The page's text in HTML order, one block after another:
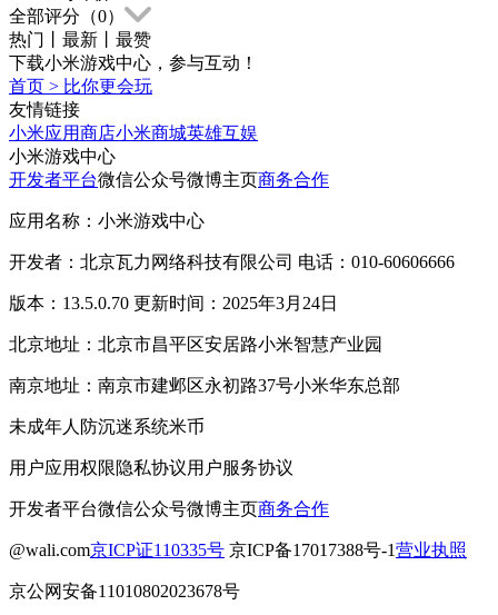
全部评分（0）
热门
最新
最赞
下载小米游戏中心，参与互动！
首页 > 比你更会玩
友情链接
小米应用商店小米商城英雄互娱
小米游戏中心
开发者平台微信公众号微博主页商务合作
应用名称：小米游戏中心
开发者：北京瓦力网络科技有限公司 电话：010-60606666
版本：13.5.0.70 更新时间：2025年3月24日
北京地址：北京市昌平区安居路小米智慧产业园
南京地址：南京市建邺区永初路37号小米华东总部
未成年人防沉迷系统米币
用户应用权限隐私协议用户服务协议
开发者平台微信公众号微博主页商务合作
@wali.com京ICP证110335号 京ICP备17017388号-1营业执照
京公网安备11010802023678号